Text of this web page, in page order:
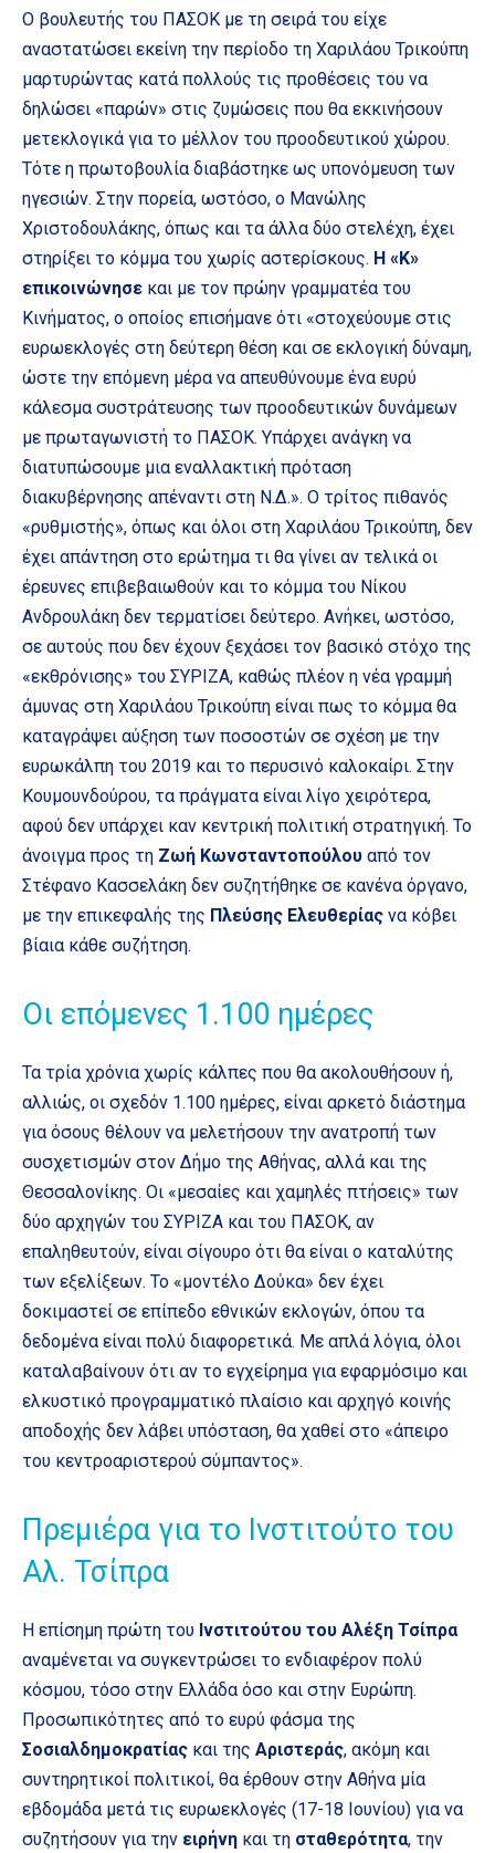
Ο βουλευτής του ΠΑΣΟΚ με τη σειρά του είχε
αναστατώσει εκείνη την περίοδο τη Χαριλάου Τρικούπη
μαρτυρώντας κατά πολλούς τις προθέσεις του να
δηλώσει «παρών» στις ζυμώσεις που θα εκκινήσουν
μετεκλογικά για το μέλλον του προοδευτικού χώρου.
Τότε η πρωτοβουλία διαβάστηκε ως υπονόμευση των
ηγεσιών. Στην πορεία, ωστόσο, ο Μανώλης
Χριστοδουλάκης, όπως και τα άλλα δύο στελέχη, έχει
στηρίξει το κόμμα του χωρίς αστερίσκους. Η «Κ»
επικοινώνησε και με τον πρώην γραμματέα του
Κινήματος, ο οποίος επισήμανε ότι «στοχεύουμε στις
ευρωεκλογές στη δεύτερη θέση και σε εκλογική δύναμη,
ώστε την επόμενη μέρα να απευθύνουμε ένα ευρύ
κάλεσμα συστράτευσης των προοδευτικών δυνάμεων
με πρωταγωνιστή το ΠΑΣΟΚ. Υπάρχει ανάγκη να
διατυπώσουμε μια εναλλακτική πρόταση
διακυβέρνησης απέναντι στη Ν.Δ.». Ο τρίτος πιθανός
«ρυθμιστής», όπως και όλοι στη Χαριλάου Τρικούπη, δεν
έχει απάντηση στο ερώτημα τι θα γίνει αν τελικά οι
έρευνες επιβεβαιωθούν και το κόμμα του Νίκου
Ανδρουλάκη δεν τερματίσει δεύτερο. Ανήκει, ωστόσο,
σε αυτούς που δεν έχουν ξεχάσει τον βασικό στόχο της
«εκθρόνισης» του ΣΥΡΙΖΑ, καθώς πλέον η νέα γραμμή
άμυνας στη Χαριλάου Τρικούπη είναι πως το κόμμα θα
καταγράψει αύξηση των ποσοστών σε σχέση με την
ευρωκάλπη του 2019 και το περυσινό καλοκαίρι. Στην
Κουμουνδούρου, τα πράγματα είναι λίγο χειρότερα,
αφού δεν υπάρχει καν κεντρική πολιτική στρατηγική. Το
άνοιγμα προς τη Ζωή Κωνσταντοπούλου από τον
Στέφανο Κασσελάκη δεν συζητήθηκε σε κανένα όργανο,
με την επικεφαλής της Πλεύσης Ελευθερίας να κόβει
βίαια κάθε συζήτηση.
Οι επόμενες 1.100 ημέρες
Τα τρία χρόνια χωρίς κάλπες που θα ακολουθήσουν ή,
αλλιώς, οι σχεδόν 1.100 ημέρες, είναι αρκετό διάστημα
για όσους θέλουν να μελετήσουν την ανατροπή των
συσχετισμών στον Δήμο της Αθήνας, αλλά και της
Θεσσαλονίκης. Οι «μεσαίες και χαμηλές πτήσεις» των
δύο αρχηγών του ΣΥΡΙΖΑ και του ΠΑΣΟΚ, αν
επαληθευτούν, είναι σίγουρο ότι θα είναι ο καταλύτης
των εξελίξεων. Το «μοντέλο Δούκα» δεν έχει
δοκιμαστεί σε επίπεδο εθνικών εκλογών, όπου τα
δεδομένα είναι πολύ διαφορετικά. Με απλά λόγια, όλοι
καταλαβαίνουν ότι αν το εγχείρημα για εφαρμόσιμο και
ελκυστικό προγραμματικό πλαίσιο και αρχηγό κοινής
αποδοχής δεν λάβει υπόσταση, θα χαθεί στο «άπειρο
του κεντροαριστερού σύμπαντος».
Πρεμιέρα για το Ινστιτούτο του
Αλ. Τσίπρα
Η επίσημη πρώτη του Ινστιτούτου του Αλέξη Τσίπρα
αναμένεται να συγκεντρώσει το ενδιαφέρον πολύ
κόσμου, τόσο στην Ελλάδα όσο και στην Ευρώπη.
Προσωπικότητες από το ευρύ φάσμα της
Σοσιαλδημοκρατίας και της Αριστεράς, ακόμη και
συντηρητικοί πολιτικοί, θα έρθουν στην Αθήνα μία
εβδομάδα μετά τις ευρωεκλογές (17-18 Ιουνίου) για να
συζητήσουν για την ειρήνη και τη σταθερότητα, την